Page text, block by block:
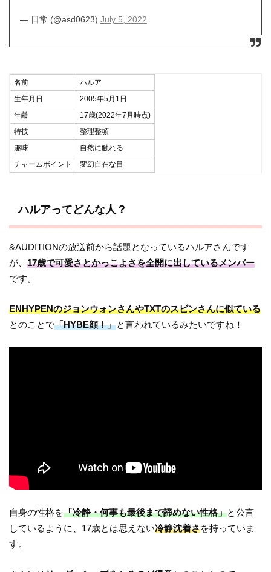
— 日常 (@asd0623) July 5, 2022
名前
ハルア
生年月日
2005年5月1日
年齢
17歳(2022年7月時点)
特技
整理整頓
趣味
自然に触れる
チャームポイント
変幻自在な目
ハルアってどんな人？
&AUDITIONの放送前から話題となっているハルアさんです
が、17歳で可愛さとかっこよさを全開に出しているメンバー
です。
ENHYPENのジョンウォンさんやTXTのスビンさんに似ている
とのことで「HYBE顔！」と言われているみたいですね！
自身の性格を「冷静・何事も最後まで諦めない性格」と公言
しているように、17歳とは思えない冷静沈着さを持っていま
す。